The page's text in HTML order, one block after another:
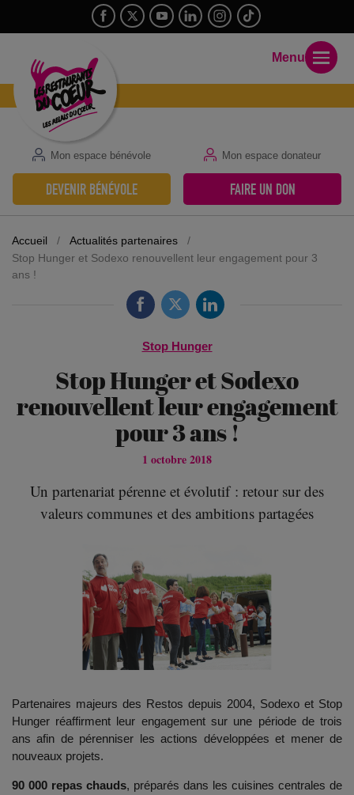
Mon espace bénévole Mon espace donateur
DEVENIR BÉNÉVOLE FAIRE UN DON
Menu
Accueil / Actualités partenaires
/
Stop Hunger et Sodexo renouvellent leur engagement pour 3
ans !
Stop Hunger
Stop Hunger et Sodexo
renouvellent leur engagement
pour 3 ans !
1 octobre 2018
Un partenariat pérenne et évolutif : retour sur des
valeurs communes et des ambitions partagées
Partenaires majeurs des Restos depuis 2004, Sodexo et Stop
Hunger réaffirment leur engagement sur une période de trois
ans afin de pérenniser les actions développées et mener de
nouveaux projets.
90 000 repas chauds, préparés dans les cuisines centrales de